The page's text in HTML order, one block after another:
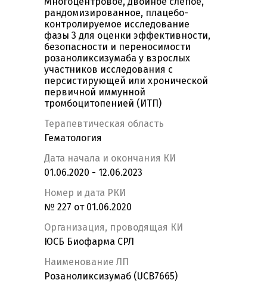
рандомизированное, плацебо-
контролируемое исследование
фазы 3 для оценки эффективности,
безопасности и переносимости
розаноликсизумаба у взрослых
участников исследования с
персистирующей или хронической
первичной иммунной
тромбоцитопенией (ИТП)
Терапевтическая область
Гематология
Дата начала и окончания КИ
01.06.2020 - 12.06.2023
Номер и дата РКИ
№ 227 от 01.06.2020
Организация, проводящая КИ
ЮСБ Биофарма СРЛ
Наименование ЛП
Розаноликсизумаб (UCB7665)